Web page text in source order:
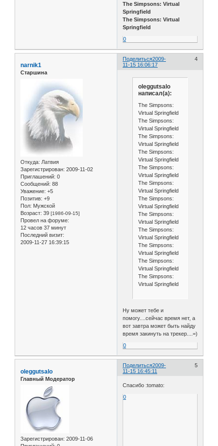
The Simpsons: Virtual
Springfield
The Simpsons: Virtual
Springfield
0
Поделиться 4
2009-
11-15 16:06:17
narnik1
Старшина
Откуда: Латвия
Зарегистрирован: 2009-11-02
Приглашений: 0
Сообщений: 88
Уважение: +5
Позитив: +9
Пол: Мужской
Возраст: 39 [1986-09-15]
Провел на форуме:
12 часов 37 минут
Последний визит:
2009-11-27 16:39:15
oleggutsalo
написал(а):
The Simpsons:
Virtual Springfield
The Simpsons:
Virtual Springfield
The Simpsons:
Virtual Springfield
The Simpsons:
Virtual Springfield
The Simpsons:
Virtual Springfield
The Simpsons:
Virtual Springfield
The Simpsons:
Virtual Springfield
The Simpsons:
Virtual Springfield
The Simpsons:
Virtual Springfield
The Simpsons:
Virtual Springfield
The Simpsons:
Virtual Springfield
The Simpsons:
Virtual Springfield
Ну может тебе и
помогу....сейчас время нет, а
вот завтра может быть найду
время закинуть на трекер....=)
0
Поделиться 5
2009-
11-15 16:45:11
oleggutsalo
Главный Модератор
Зарегистрирован: 2009-11-06
Спасибо :tomato:
0